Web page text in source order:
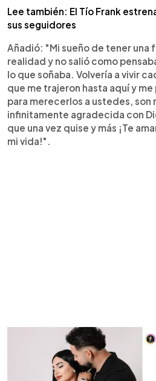
Lee también: El Tío Frank
sus seguidores
Añadió: "Mi sueño de tener una
realidad y no salió como
lo que soñaba. Volvería a vivir
que me trajeron hasta aquí y
para merecerlos a ustedes, son
infinitamente agradecida con
que una vez quise y más ¡Te
mi vida!".